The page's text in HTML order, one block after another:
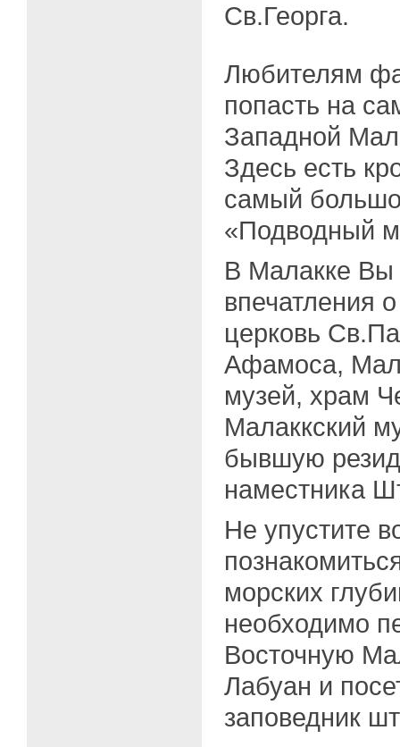
Св.Георга.
Любителям
попасть на
Западной
Здесь есть
самый
«Подводный
В Малакке Вы
впечатления
церковь
Афамоса,
музей, храм
Малаккский
бывшую
наместника
Не упустите
морских
необходимо
Восточную
Лабуан и
заповедник